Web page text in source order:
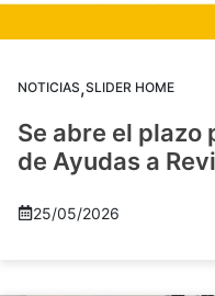
NOTICIAS,SLIDER HOME
Se abre el plazo
de Ayudas a
25/05/2026